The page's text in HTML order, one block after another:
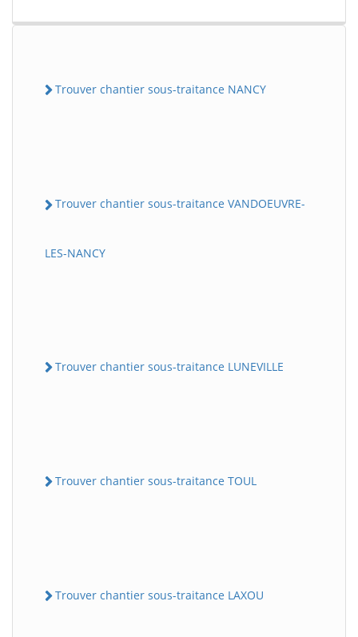
Trouver chantier sous-traitance NANCY
Trouver chantier sous-traitance VANDOEUVRE-
LES-NANCY
Trouver chantier sous-traitance LUNEVILLE
Trouver chantier sous-traitance TOUL
Trouver chantier sous-traitance LAXOU